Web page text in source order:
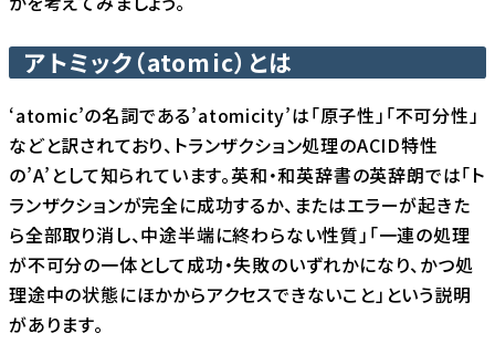
アトミック（atomic）とは
‘atomic’の名詞である’atomicity’は「原子性」「不可分性」
などと訳されており、トランザクション処理のACID特性
の’A’として知られています。英和・和英辞書の英辞朗では「ト
ランザクションが完全に成功するか、またはエラーが起きた
ら全部取り消し、中途半端に終わらない性質」「一連の処理
が不可分の一体として成功・失敗のいずれかになり、かつ処
理途中の状態にほかからアクセスできないこと」という説明
があります。